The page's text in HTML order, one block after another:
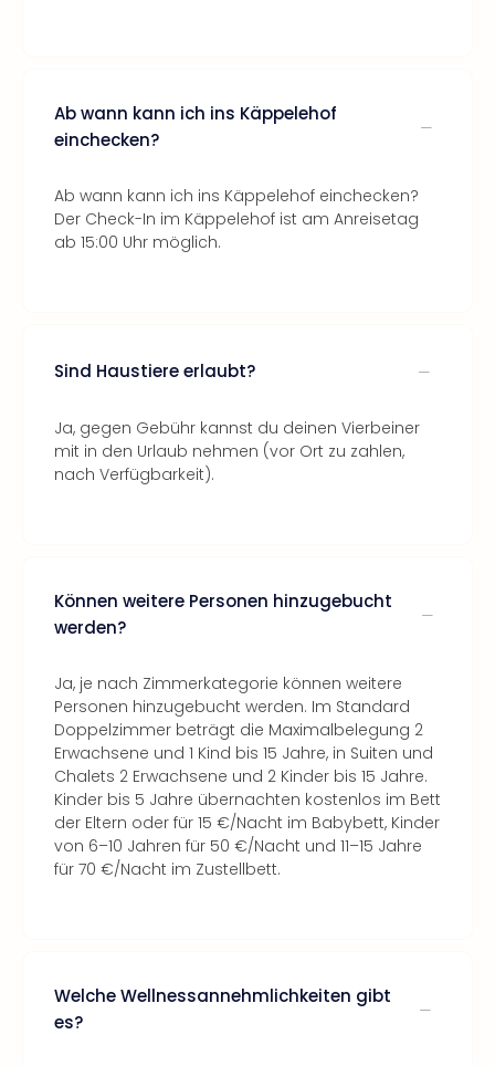
Ab wann kann ich ins Käppelehof
einchecken?
Ab wann kann ich ins Käppelehof einchecken?
Der Check-In im Käppelehof ist am Anreisetag
ab 15:00 Uhr möglich.
Sind Haustiere erlaubt?
Ja, gegen Gebühr kannst du deinen Vierbeiner
mit in den Urlaub nehmen (vor Ort zu zahlen,
nach Verfügbarkeit).
Können weitere Personen hinzugebucht
werden?
Ja, je nach Zimmerkategorie können weitere
Personen hinzugebucht werden. Im Standard
Doppelzimmer beträgt die Maximalbelegung 2
Erwachsene und 1 Kind bis 15 Jahre, in Suiten und
Chalets 2 Erwachsene und 2 Kinder bis 15 Jahre.
Kinder bis 5 Jahre übernachten kostenlos im Bett
der Eltern oder für 15 €/Nacht im Babybett, Kinder
von 6–10 Jahren für 50 €/Nacht und 11–15 Jahre
für 70 €/Nacht im Zustellbett.
Welche Wellnessannehmlichkeiten gibt
es?